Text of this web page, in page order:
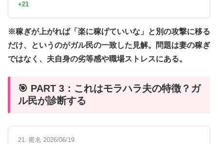
+21
※稼ぎが上がれば「楽に稼げていいな」と別の攻撃に移る
だけ、というのがガル民の一致した見解。問題は妻の稼ぎ
ではなく、夫自身の劣等感や職場ストレスにある。
🎯 PART 3：これはモラハラ夫の特徴？ガ
ル民が診断する
21. 匿名 2026/06/19